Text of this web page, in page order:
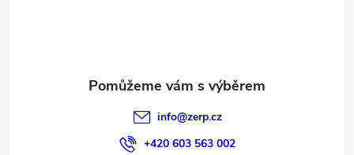
info@zerp.cz
+420 603 563 002